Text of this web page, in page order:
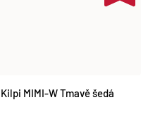
Kilpi MIMI-W Tmavě šedá